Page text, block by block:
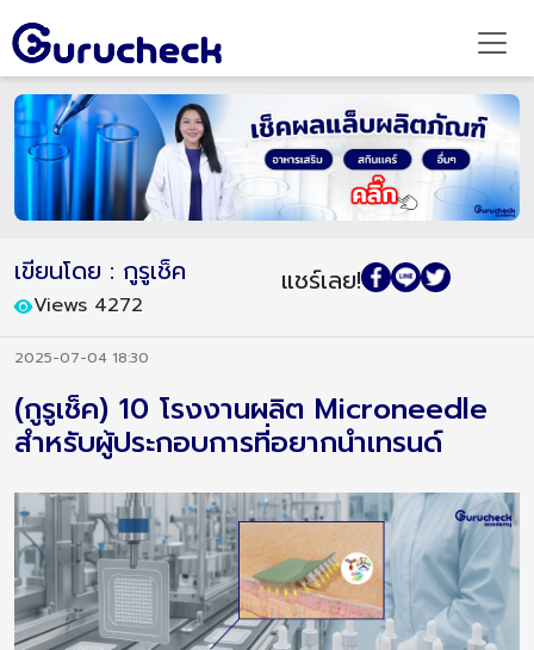
เขียนโดย : กูรูเช็ค
Views 4272
แชร์เลย!
2025-07-04 18:30
(กูรูเช็ค) 10 โรงงานผลิต Microneedle
สำหรับผู้ประกอบการที่อยากนำเทรนด์